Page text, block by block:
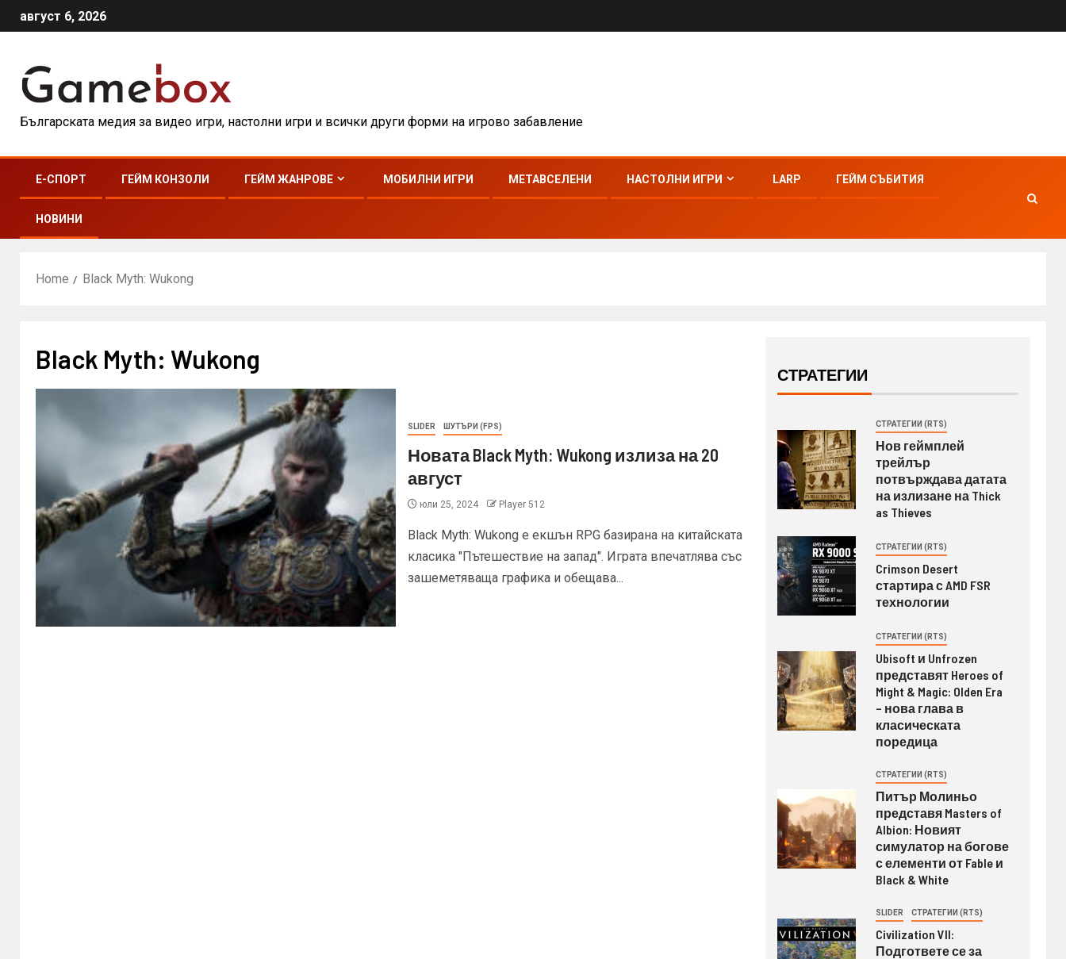
август 6, 2026
Българската медия за видео игри, настолни игри и всички други форми на игрово забавление
E-СПОРТ ГЕЙМ КОНЗОЛИ ГЕЙМ ЖАНРОВЕ МОБИЛНИ ИГРИ МЕТАВСЕЛЕНИ НАСТОЛНИ ИГРИ LARP ГЕЙМ СЪБИТИЯ
НОВИНИ
Home Black Myth: Wukong
Black Myth: Wukong
SLIDER ШУТЪРИ (FPS)
Новата Black Myth: Wukong излиза на 20
август
юли 25, 2024 Player 512
Black Myth: Wukong е екшън RPG базирана на китайската
класика "Пътешествие на запад". Играта впечатлява със
зашеметяваща графика и обещава...
СТРАТЕГИИ
СТРАТЕГИИ (RTS)
Нов геймплей
трейлър
потвърждава датата
на излизане на Thick
as Thieves
СТРАТЕГИИ (RTS)
Crimson Desert
стартира с AMD FSR
технологии
СТРАТЕГИИ (RTS)
Ubisoft и Unfrozen
представят Heroes of
Might & Magic: Olden Era
– нова глава в
класическата
поредица
СТРАТЕГИИ (RTS)
Питър Молиньо
представя Masters of
Albion: Новият
симулатор на богове
с елементи от Fable и
Black & White
SLIDER СТРАТЕГИИ (RTS)
Civilization VII:
Подгответе се за